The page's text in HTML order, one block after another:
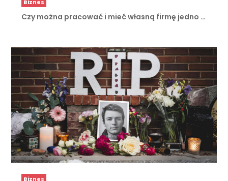
Biznes
Czy można pracować i mieć własną firmę jedno …
Biznes